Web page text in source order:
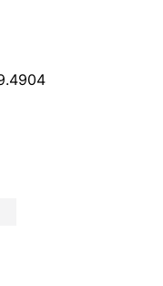
X
в Viber
в Whatsapp
в Messenger
в LinkedIn
в Google news
в Viber
в LinkedIn